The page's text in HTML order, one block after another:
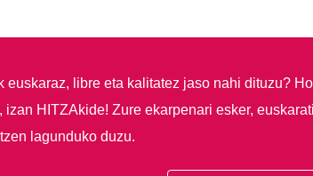
euskaraz, libre eta kalitatez jaso nahi dituzu?
izan HITZAkide! Zure ekarpenari esker,
lagunduko duzu.